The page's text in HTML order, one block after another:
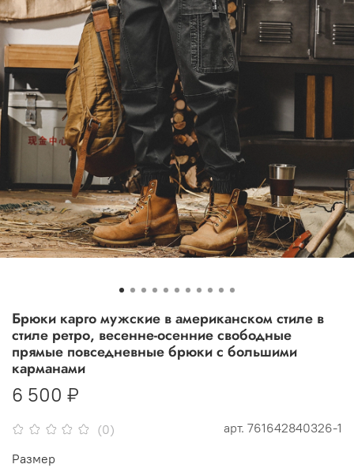
(0) арт. 761642840326-1
Брюки карго мужские в американском стиле в
стиле ретро, весенне-осенние свободные
прямые повседневные брюки с большими
карманами
6 500 ₽
Размер